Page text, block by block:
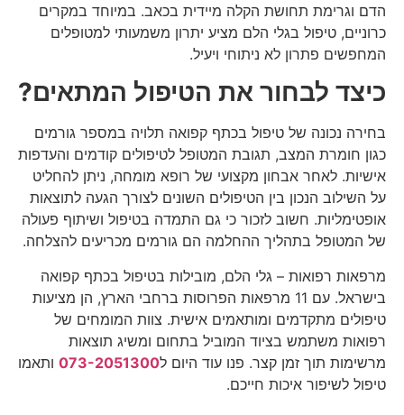
הדם וגרימת תחושת הקלה מיידית בכאב. במיוחד במקרים
כרוניים, טיפול בגלי הלם מציע יתרון משמעותי למטופלים
המחפשים פתרון לא ניתוחי ויעיל.
כיצד לבחור את הטיפול המתאים?
בחירה נכונה של טיפול בכתף קפואה תלויה במספר גורמים
כגון חומרת המצב, תגובת המטופל לטיפולים קודמים והעדפות
אישיות. לאחר אבחון מקצועי של רופא מומחה, ניתן להחליט
על השילוב הנכון בין הטיפולים השונים לצורך הגעה לתוצאות
אופטימליות. חשוב לזכור כי גם התמדה בטיפול ושיתוף פעולה
של המטופל בתהליך ההחלמה הם גורמים מכריעים להצלחה.
מרפאות רפואות – גלי הלם, מובילות בטיפול בכתף קפואה
בישראל. עם 11 מרפאות הפרוסות ברחבי הארץ, הן מציעות
טיפולים מתקדמים ומותאמים אישית. צוות המומחים של
רפואות משתמש בציוד המוביל בתחום ומשיג תוצאות
מרשימות תוך זמן קצר. פנו עוד היום ל073-2051300 ותאמו
טיפול לשיפור איכות חייכם.